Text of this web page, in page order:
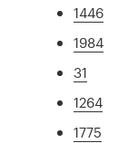
1446
1984
31
1264
1775